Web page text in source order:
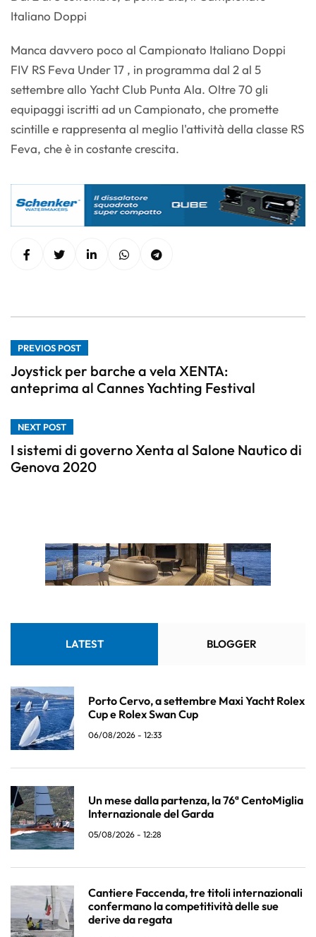
Italiano Doppi
Manca davvero poco al Campionato Italiano Doppi
FIV RS Feva Under 17 , in programma dal 2 al 5
settembre allo Yacht Club Punta Ala. Oltre 70 gli
equipaggi iscritti ad un Campionato, che promette
scintille e rappresenta al meglio l'attività della classe RS
Feva, che è in costante crescita.
PREVIOS POST
Joystick per barche a vela XENTA:
anteprima al Cannes Yachting Festival
NEXT POST
I sistemi di governo Xenta al Salone Nautico di
Genova 2020
LATEST BLOGGER
Porto Cervo, a settembre Maxi Yacht Rolex
Cup e Rolex Swan Cup
06/08/2026 - 12:33
Un mese dalla partenza, la 76ª CentoMiglia
Internazionale del Garda
05/08/2026 - 12:28
Cantiere Faccenda, tre titoli internazionali
confermano la competitività delle sue
derive da regata